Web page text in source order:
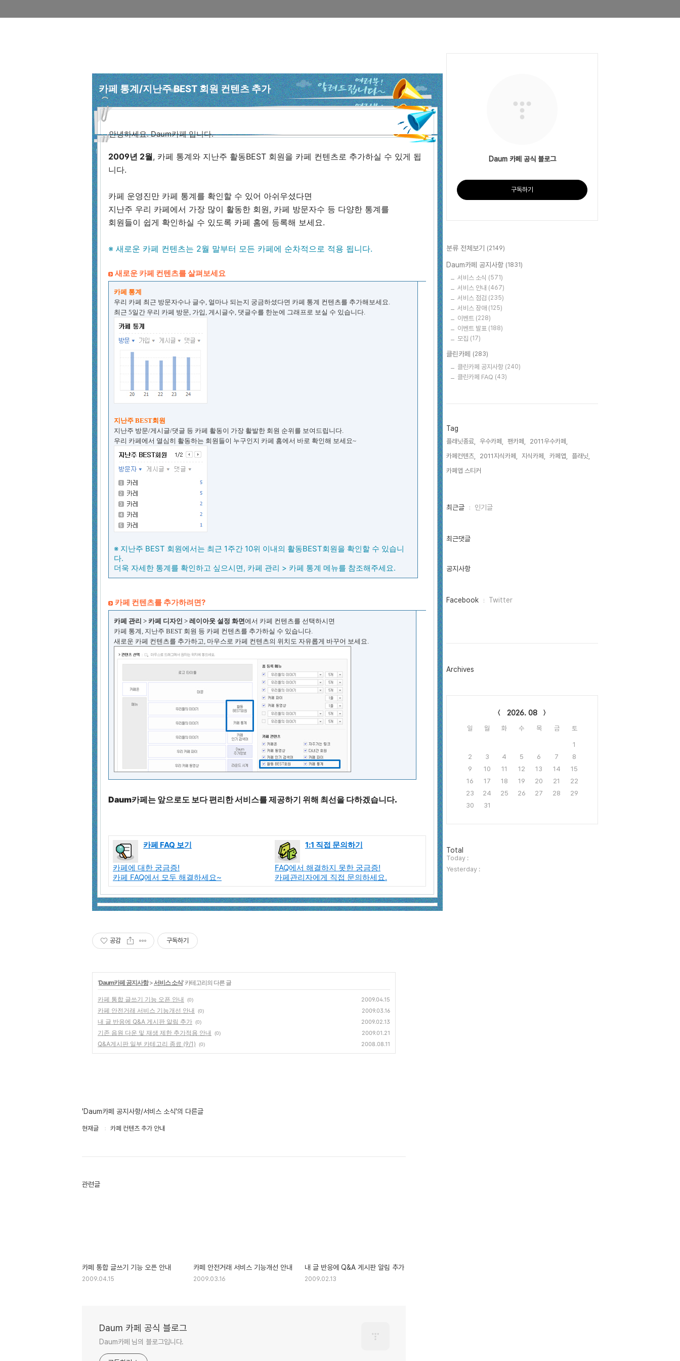
카페 통계/지난주 BEST 회원 컨텐츠 추가
안녕하세요. Daum카페 입니다.
2009년 2월, 카페 통계와 지난주 활동BEST 회원을 카페 컨텐츠로 추가하실 수 있게 됩
니다.
카페 운영진만 카페 통계를 확인할 수 있어 아쉬우셨다면
지난주 우리 카페에서 가장 많이 활동한 회원, 카페 방문자수 등 다양한 통계를
회원들이 쉽게 확인하실 수 있도록 카페 홈에 등록해 보세요.
※ 새로운 카페 컨텐츠는 2월 말부터 모든 카페에 순차적으로 적용 됩니다.
새로운 카페 컨텐츠를 살펴보세요
카페 통계
우리 카페 최근 방문자수나 글수, 얼마나 되는지 궁금하셨다면 카페 통계 컨텐츠를 추가해보세요.
최근 5일간 우리 카페 방문, 가입, 게시글수, 댓글수를 한눈에 그래프로 보실 수 있습니다.
지난주 BEST회원
지난주 방문/게시글/댓글 등 카페 활동이 가장 활발한 회원 순위를 보여드립니다.
우리 카페에서 열심히 활동하는 회원들이 누구인지 카페 홈에서 바로 확인해 보세요~
※ 지난주 BEST 회원에서는 최근 1주간 10위 이내의 활동BEST회원을 확인할 수 있습니
다.
더욱 자세한 통계를 확인하고 싶으시면, 카페 관리 > 카페 통계 메뉴를 참조해주세요.
카페 컨텐츠를 추가하려면?
카페 관리 > 카페 디자인 > 레이아웃 설정 화면에서 카페 컨텐츠를 선택하시면
카페 통계, 지난주 BEST 회원 등 카페 컨텐츠를 추가하실 수 있습니다.
새로운 카페 컨텐츠를 추가하고, 마우스로 카페 컨텐츠의 위치도 자유롭게 바꾸어 보세요.
Daum카페는 앞으로도 보다 편리한 서비스를 제공하기 위해 최선을 다하겠습니다.
카페 FAQ 보기
카페에 대한 궁금증!
카페 FAQ에서 모두 해결하세요~
1:1 직접 문의하기
FAQ에서 해결하지 못한 궁금증!
카페관리자에게 직접 문의하세요.
공감 구독하기
'Daum카페 공지사항>서비스 소식' 카테고리의 다른 글
카페 통합 글쓰기 기능 오픈 안내 (0) 2009.04.15
카페 안전거래 서비스 기능개선 안내 (0) 2009.03.16
내 글 반응에 Q&A 게시판 알림 추가 (0) 2009.02.13
기존 음원 다운 및 재생 제한 추가적용 안내 (0) 2009.01.21
Q&A게시판 일부 카테고리 종료 (9/1) (0) 2008.08.11
'Daum카페 공지사항/서비스 소식'의 다른글
현재글 카페 컨텐츠 추가 안내
관련글
카페 통합 글쓰기 기능 오픈 안내
2009.04.15
카페 안전거래 서비스 기능개선 안내
2009.03.16
내 글 반응에 Q&A 게시판 알림 추가
2009.02.13
Daum 카페 공식 블로그
Daum카페 님의 블로그입니다.
Daum 카페 공식 블로그
구독하기
분류 전체보기 (2149)
Daum카페 공지사항 (1831)
서비스 소식 (571)
서비스 안내 (467)
서비스 점검 (235)
서비스 장애 (125)
이벤트 (228)
이벤트 발표 (188)
모집 (17)
클린카페 (283)
클린카페 공지사항 (240)
클린카페 FAQ (43)
Tag
플래닛종료, 우수카페, 팬카페,
2011우수카페,
카페컨텐츠,
2011지식카페, 지식카페, 카페앱,
플래닛,
카페앱 스티커,
최
인
최근글 인기글
최근댓글
공지사항
페
그
Facebook Twitter
Archives
2026. 08
일 월 화 수 목 금 토
1
2
3 4 5 6 7
8
9
10 11 12 13 14
15
16
17 18 19 20 21
22
23
24 25 26 27 28
29
30
31
방
문
자
수
Total
Today :
Yesterday :